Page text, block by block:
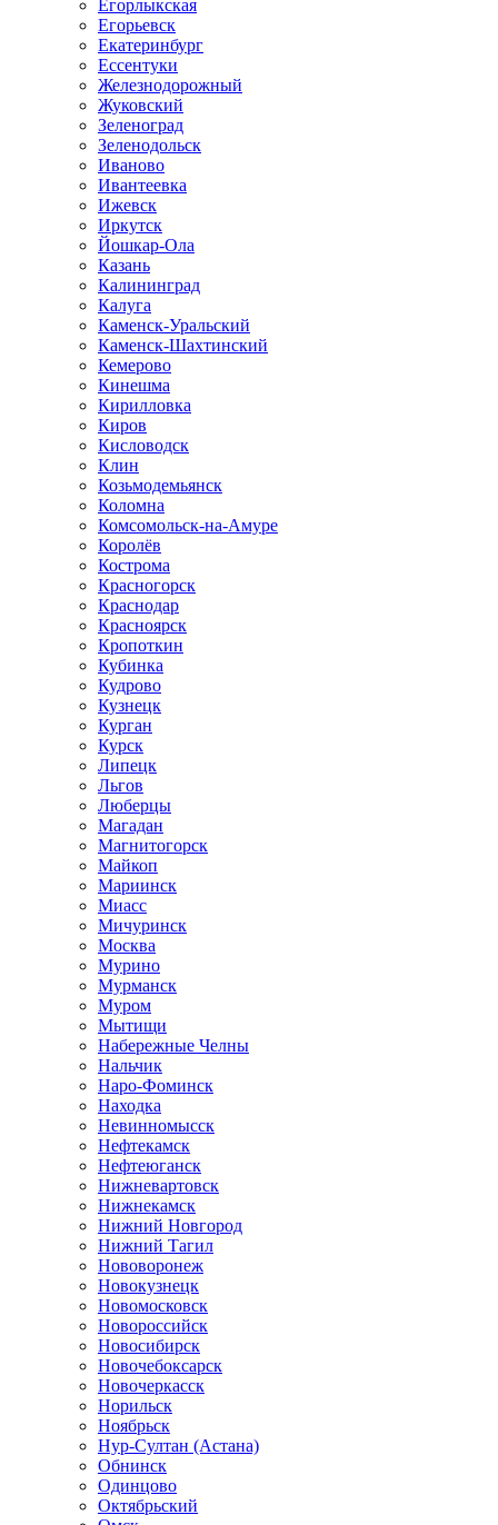
Егорлыкская
Егорьевск
Екатеринбург
Ессентуки
Железнодорожный
Жуковский
Зеленоград
Зеленодольск
Иваново
Ивантеевка
Ижевск
Иркутск
Йошкар-Ола
Казань
Калининград
Калуга
Каменск-Уральский
Каменск-Шахтинский
Кемерово
Кинешма
Кирилловка
Киров
Кисловодск
Клин
Козьмодемьянск
Коломна
Комсомольск-на-Амуре
Королёв
Кострома
Красногорск
Краснодар
Красноярск
Кропоткин
Кубинка
Кудрово
Кузнецк
Курган
Курск
Липецк
Льгов
Люберцы
Магадан
Магнитогорск
Майкоп
Мариинск
Миасс
Мичуринск
Москва
Мурино
Мурманск
Муром
Мытищи
Набережные Челны
Нальчик
Наро-Фоминск
Находка
Невинномысск
Нефтекамск
Нефтеюганск
Нижневартовск
Нижнекамск
Нижний Новгород
Нижний Тагил
Нововоронеж
Новокузнецк
Новомосковск
Новороссийск
Новосибирск
Новочебоксарск
Новочеркасск
Норильск
Ноябрьск
Нур-Султан (Астана)
Обнинск
Одинцово
Октябрьский